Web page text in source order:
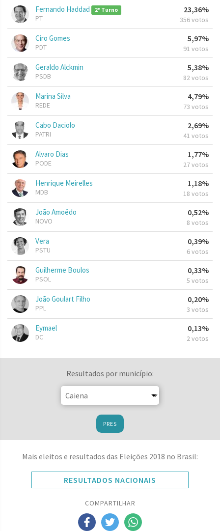
Fernando Haddad 2º Turno
PT
23,36%
356 votos
Ciro Gomes
PDT
5,97%
91 votos
Geraldo Alckmin
PSDB
5,38%
82 votos
Marina Silva
REDE
4,79%
73 votos
Cabo Daciolo
PATRI
2,69%
41 votos
Alvaro Dias
PODE
1,77%
27 votos
Henrique Meirelles
MDB
1,18%
18 votos
João Amoêdo
NOVO
0,52%
8 votos
Vera
PSTU
0,39%
6 votos
Guilherme Boulos
PSOL
0,33%
5 votos
João Goulart Filho
PPL
0,20%
3 votos
Eymael
DC
0,13%
2 votos
Resultados por município:
PRES
Mais eleitos e resultados das Eleições 2018 no Brasil:
RESULTADOS NACIONAIS
COMPARTILHAR